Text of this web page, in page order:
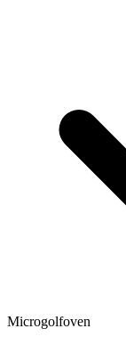
Microgolfoven